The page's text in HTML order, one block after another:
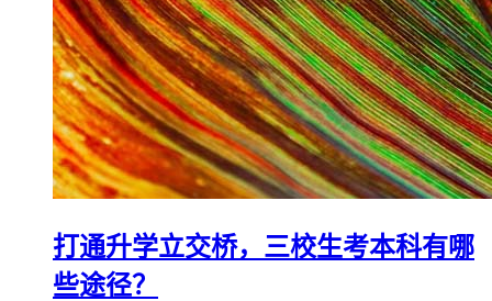
打通升学立交桥，三校生考本科有哪
些途径？